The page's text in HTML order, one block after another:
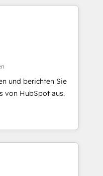
und berichten Sie
von HubSpot aus.